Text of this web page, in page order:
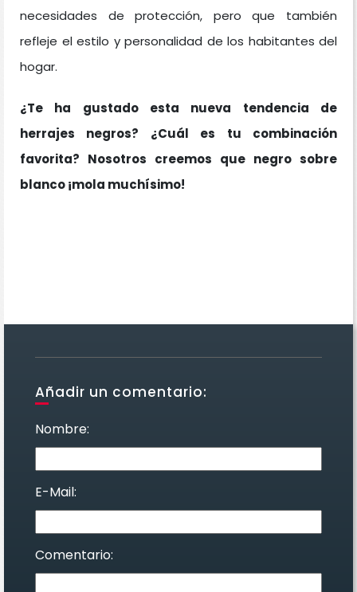
necesidades de protección, pero que también
refleje el estilo y personalidad de los habitantes del
hogar.
¿Te ha gustado esta nueva tendencia de
herrajes negros? ¿Cuál es tu combinación
favorita? Nosotros creemos que negro sobre
blanco ¡mola muchísimo!
Añadir un comentario:
Nombre:
E-Mail:
Comentario: